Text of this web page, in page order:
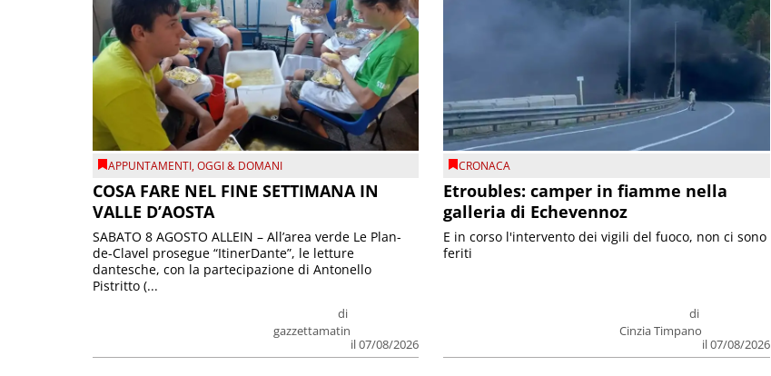
APPUNTAMENTI,OGGI & DOMANI
COSA FARE NEL FINE SETTIMANA IN
VALLE D’AOSTA
di
gazzettamatin
il 07/08/2026
SABATO 8 AGOSTO ALLEIN – All’area verde Le Plan-
de-Clavel prosegue “ItinerDante”, le letture
dantesche, con la partecipazione di Antonello
Pistritto (...
CRONACA
Etroubles: camper in fiamme nella
galleria di Echevennoz
di
Cinzia Timpano
il 07/08/2026
E in corso l'intervento dei vigili del fuoco, non ci sono
feriti